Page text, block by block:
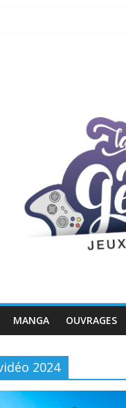
MANGA OUVRAGES
2024